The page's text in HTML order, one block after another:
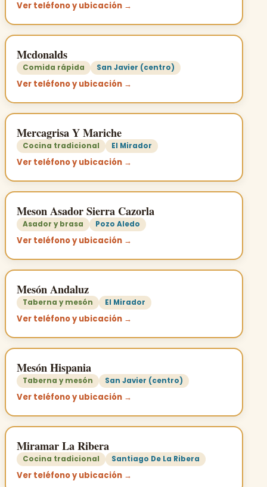
Ver teléfono y ubicación →
Mcdonalds
Comida rápida San Javier (centro)
Ver teléfono y ubicación →
Mercagrisa Y Mariche
Cocina tradicional El Mirador
Ver teléfono y ubicación →
Meson Asador Sierra Cazorla
Asador y brasa Pozo Aledo
Ver teléfono y ubicación →
Mesón Andaluz
Taberna y mesón El Mirador
Ver teléfono y ubicación →
Mesón Hispania
Taberna y mesón San Javier (centro)
Ver teléfono y ubicación →
Miramar La Ribera
Cocina tradicional Santiago De La Ribera
Ver teléfono y ubicación →